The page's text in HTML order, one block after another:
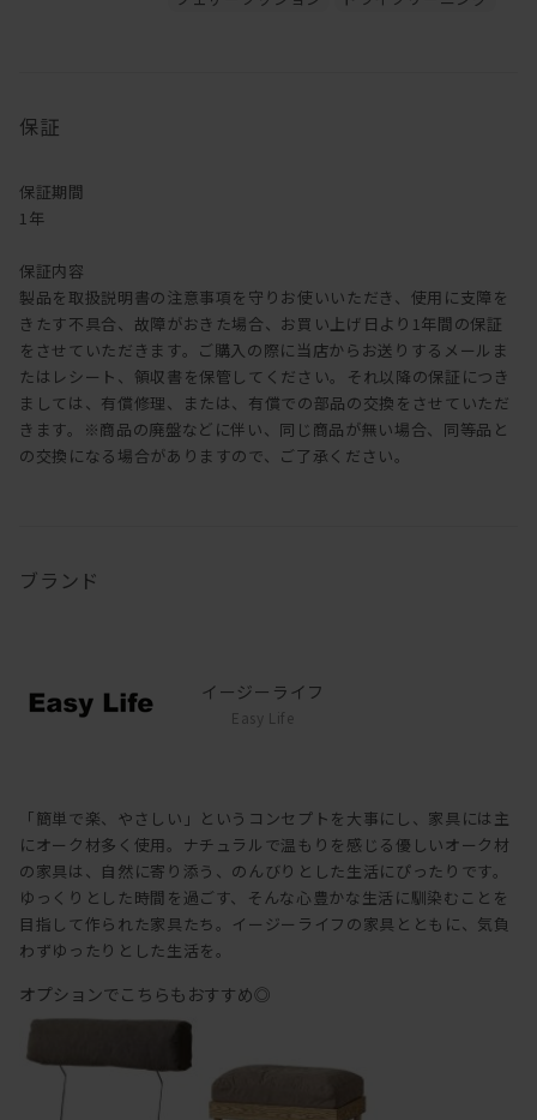
があります。
気を入れ替えたり、風通しのよい場所で陰干ししてください。
保証
保証期間
1年
保証内容
製品を取扱説明書の注意事項を守りお使いいただき、使用に支障を
きたす不具合、故障がおきた場合、お買い上げ日より1年間の保証
をさせていただきます。ご購入の際に当店からお送りするメールま
たはレシート、領収書を保管してください。それ以降の保証につき
ましては、有償修理、または、有償での部品の交換をさせていただ
きます。※商品の廃盤などに伴い、同じ商品が無い場合、同等品と
の交換になる場合がありますので、ご了承ください。
ブランド
イージーライフ
Easy Life
「簡単で楽、やさしい」というコンセプトを大事にし、家具には主
にオーク材多く使用。ナチュラルで温もりを感じる優しいオーク材
の家具は、自然に寄り添う、のんびりとした生活にぴったりです。
ゆっくりとした時間を過ごす、そんな心豊かな生活に馴染むことを
目指して作られた家具たち。イージーライフの家具とともに、気負
わずゆったりとした生活を。
オプションでこちらもおすすめ◎